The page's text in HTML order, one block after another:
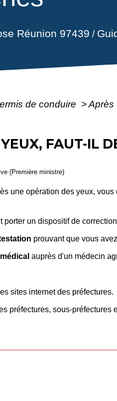
Réunion 97439 /
de conduire >Après
FAUT-IL
(Première ministre)
une opération des yeux,
un dispositif de
prouvant que vous
auprès d'un médecin
sites internet des préfectures.
préfectures, sous-préfectures